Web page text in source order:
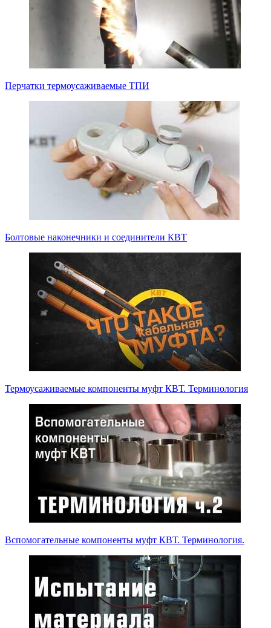
Перчатки термоусаживаемые ТПИ
Болтовые наконечники и соединители КВТ
Термоусаживаемые компоненты муфт КВТ. Терминология
Вспомогательные компоненты муфт КВТ. Терминология.